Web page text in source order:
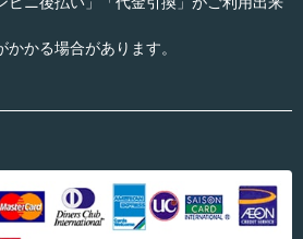
かる場合があります。